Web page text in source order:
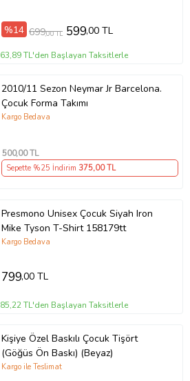
%14 699,00 TL 599,00 TL
63,89 TL'den Başlayan Taksitlerle
2010/11 Sezon Neymar Jr Barcelona.
Çocuk Forma Takımı
Kargo Bedava
500,00 TL
Sepette %25 İndirim 375,00 TL
Presmono Unisex Çocuk Siyah Iron
Mike Tyson T-Shirt 158179tt
Kargo Bedava
799,00 TL
85,22 TL'den Başlayan Taksitlerle
Kişiye Özel Baskılı Çocuk Tişört
(Göğüs Ön Baskı) (Beyaz)
Kargo ile Teslimat